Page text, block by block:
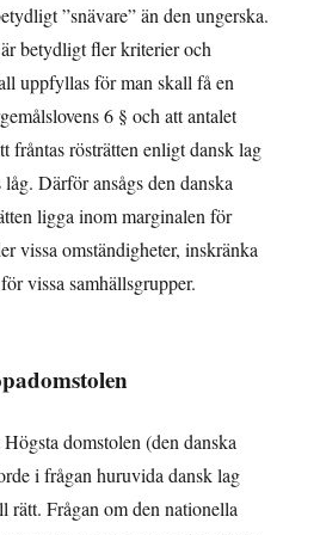
”snävare” än den ungerska.
betydligt fler kriterier och
uppfyllas för man skall få en
6 § och att antalet
fråntas rösträtten enligt dansk lag
Därför ansågs den danska
ligga inom marginalen för
vissa omständigheter, inskränka
vissa samhällsgrupper.
domstolen (den danska
i frågan huruvida dansk lag
rätt. Frågan om den nationella